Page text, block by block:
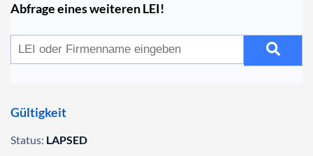
Abfrage eines weiteren LEI!
Gültigkeit
Status: LAPSED